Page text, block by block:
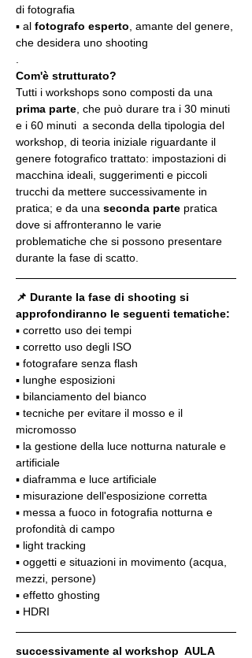
di fotografia
▪️ al fotografo esperto , amante del genere,
che desidera uno shooting
Com'è strutturato?
Tutti i workshops sono composti da una
prima parte , che può durare tra i 30 minuti
e i 60 minuti  a seconda della tipologia del
workshop, di teoria iniziale riguardante il
genere fotografico trattato: impostazioni di
macchina ideali, suggerimenti e piccoli
trucchi da mettere successivamente in
pratica; e da una seconda parte pratica
dove si affronteranno le varie
problematiche che si possono presentare
durante la fase di scatto.
📌 Durante la fase di shooting si
approfondiranno le seguenti tematiche:
▪️ corretto uso dei tempi
▪️ corretto uso degli ISO
▪️ fotografare senza flash
▪️ lunghe esposizioni
▪️ bilanciamento del bianco
▪️ tecniche per evitare il mosso e il
micromosso
▪️ la gestione della luce notturna naturale e
artificiale
▪️ diaframma e luce artificiale
▪️ misurazione dell'esposizione corretta
▪️ messa a fuoco in fotografia notturna e
profondità di campo
▪️ light tracking
▪️ oggetti e situazioni in movimento (acqua,
mezzi, persone)
▪️ effetto ghosting
▪️ HDRI
successivamente al workshop  AULA